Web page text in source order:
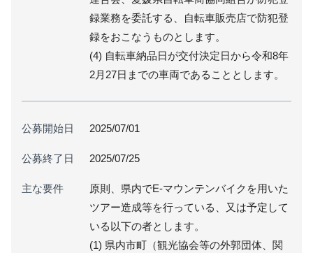
録業務を委託する、自転車販売店で防犯登
録をおこなうものとします。
(4) 自転車納品日が交付決定日から令和8年
2月27日までの車両であることとします。
公募開始日 2025/07/01
公募終了日 2025/07/25
主な要件
原則、県内でE-マウンテンバイクを用いた
ツアー造成等を行っている、又は予定して
いる以下の者とします。
(1) 県内市町（観光協会等の外郭団体、関